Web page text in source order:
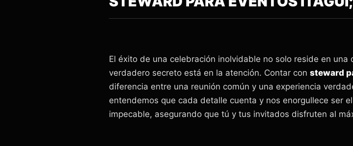
El éxito de una celebración inolvidable no solo reside en
verdadero secreto está en la atención. Contar con steward
diferencia entre una reunión común y una experiencia
entendemos que cada detalle cuenta y nos enorgullece ser
impecable, asegurando que tú y tus invitados disfruten al